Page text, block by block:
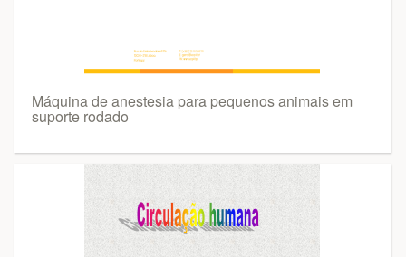
Máquina de anestesia para pequenos animais em
suporte rodado